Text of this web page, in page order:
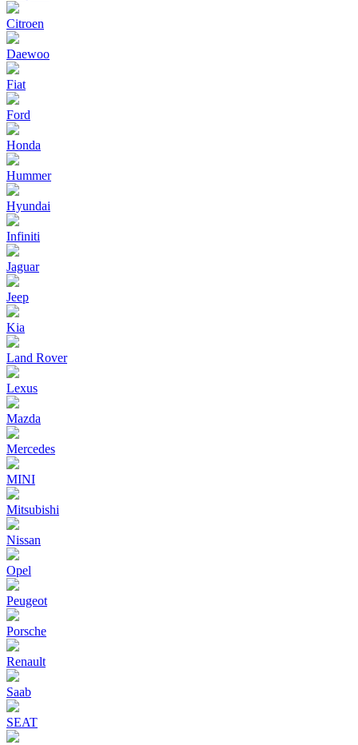
Citroen
Daewoo
Fiat
Ford
Honda
Hummer
Hyundai
Infiniti
Jaguar
Jeep
Kia
Land Rover
Lexus
Mazda
Mercedes
MINI
Mitsubishi
Nissan
Opel
Peugeot
Porsche
Renault
Saab
SEAT